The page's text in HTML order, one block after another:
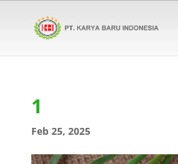
1
Feb 25, 2025